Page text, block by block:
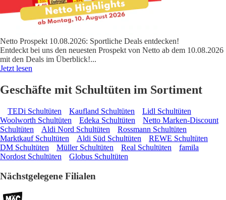
Netto Prospekt 10.08.2026: Sportliche Deals entdecken!
Entdeckt bei uns den neuesten Prospekt von Netto ab dem 10.08.2026
mit den Deals im Überblick!...
Jetzt lesen
Geschäfte mit Schultüten im Sortiment
TEDi Schultüten Kaufland Schultüten
Lidl Schultüten
Woolworth Schultüten
Edeka Schultüten
Netto Marken-Discount
Schultüten
Aldi Nord Schultüten
Rossmann Schultüten
Marktkauf Schultüten
Aldi Süd Schultüten
REWE Schultüten
DM Schultüten
Müller Schultüten Real Schultüten
famila
Nordost Schultüten
Globus Schultüten
Nächstgelegene Filialen